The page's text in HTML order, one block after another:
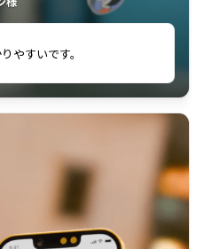
いただいているが、復習する
。
やすいです。